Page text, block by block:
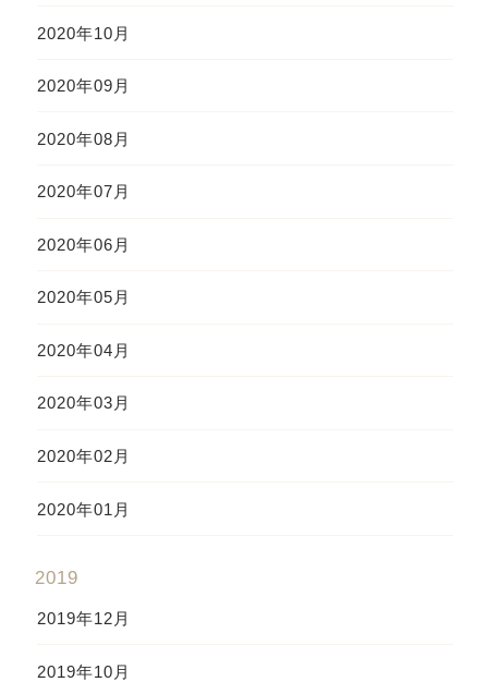
2020年10月
2020年09月
2020年08月
2020年07月
2020年06月
2020年05月
2020年04月
2020年03月
2020年02月
2020年01月
2019
2019年12月
2019年10月